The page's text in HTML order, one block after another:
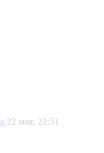
22 мая, 21:51